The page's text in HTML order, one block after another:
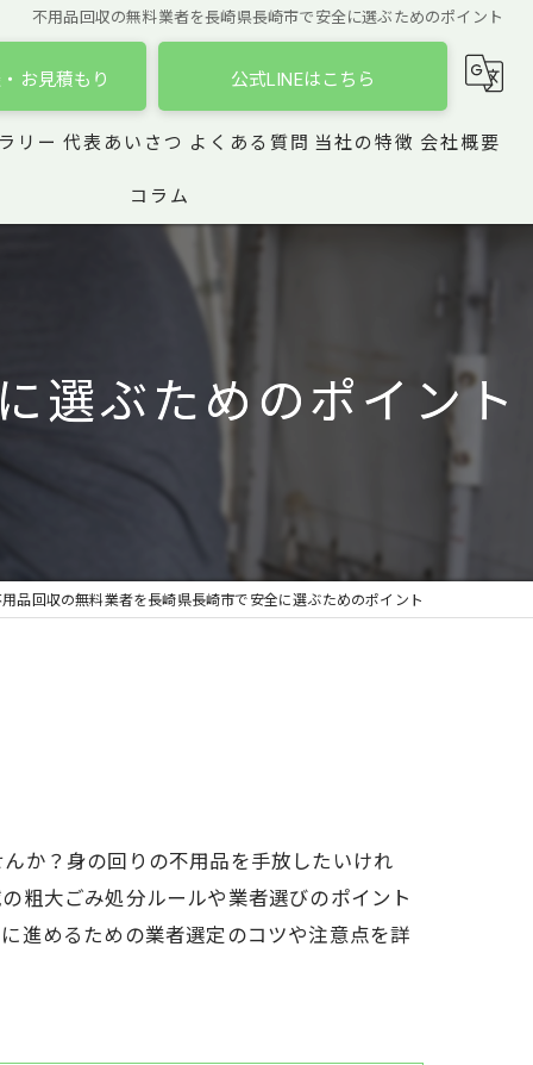
不用品回収の無料業者を長崎県長崎市で安全に選ぶためのポイント
お見積もり 公式LINEはこちら
リー 代表あいさつ よくある質問 当社の特徴
引っ越し
家具
会社概要
コラム
選ぶためのポイント
用品回収の無料業者を長崎県長崎市で安全に選ぶためのポイント
か？身の回りの不用品を手放したいけれ
粗大ごみ処分ルールや業者選びのポイント
進めるための業者選定のコツや注意点を詳